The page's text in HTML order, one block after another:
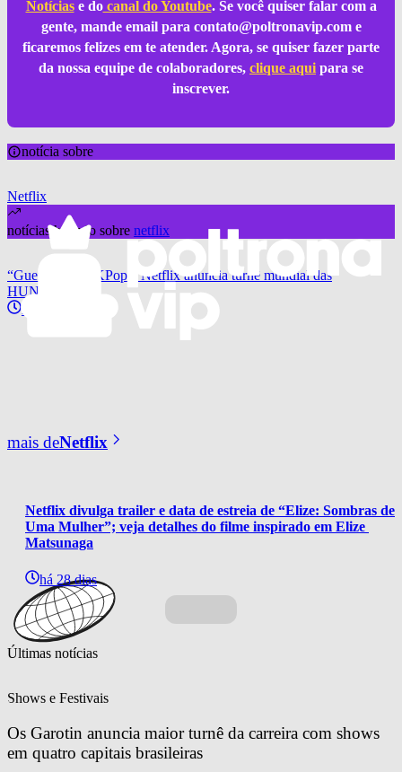
Notíciase docanal do Youtube. Se você quiser falar com a
gente, mande email para contato@poltronavip.come
ficaremos felizes em te atender. Agora, se quiser fazer parte
da nossa equipe de colaboradores, clique aqui para se
inscrever.
notícia sobre
Netflix
notícias hitando sobre netflix
“Guerreiras do KPop”: Netflix anuncia turnê mundial das
HUNTR/X
há 2 meses
mais deNetflix
Netflix divulga trailer e data de estreia de “Elize: Sombras de
Uma Mulher”; veja detalhes do filme inspirado em Elize
Matsunaga
há 28 dias
Últimas notícias
Shows e Festivais
Os Garotin anuncia maior turnê da carreira com shows
em quatro capitais brasileiras